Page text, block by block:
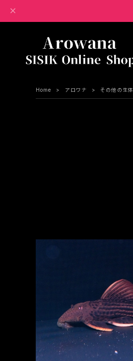
Home アロワナ その他の生体